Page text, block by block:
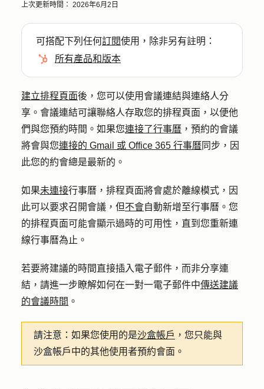
上次更新時間： 2026年6月2日
可搭配下列任何訂閱使用，除非另有註明：
所有產品和版本
建立排程頁面後，您可以使用會議連結與連絡人分
享。會議連結可讓聯絡人存取您的排程頁面，以便他
們與您預約時間。如果您連接了行事曆 ，預約的會議
將會與您連接的 Gmail 或 Office 365 行事曆 同步，因
此您的約會總是最新的。
如果未連接行事曆，排程頁面將會處於離線模式，因
此可以要求召開會議，但不會自動新增至行事曆。您
的排程頁面可能會顯示過時的可用性，直到您重新連
線行事曆為止。
若要將建議的時間直接插入電子郵件，而非分享連
結，請進一步瞭解如何在一對一電子郵件中傳送建議
的會議時間 。
請注意： 如果您使用的是沙盒帳戶 ，您只能與
沙盒帳戶中的其他使用者預約會面。